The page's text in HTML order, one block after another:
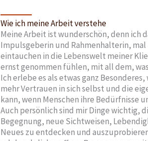
Wie ich meine Arbeit verstehe
Meine Arbeit ist wunderschön, denn ich
Impulsgeberin und Rahmenhalterin,
eintauchen in die Lebenswelt meiner
ernst genommen fühlen, mit all dem,
Ich erlebe es als etwas ganz
mehr Vertrauen in sich selbst und die
kann, wenn Menschen ihre Bedürfnisse
Auch persönlich sind mir Dinge wichtig,
Begegnung, neue Sichtweisen,
Neues zu entdecken und